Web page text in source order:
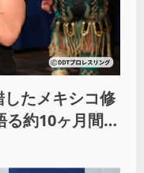
したメキシコ修
約10ヶ月間の
腹を立ててい